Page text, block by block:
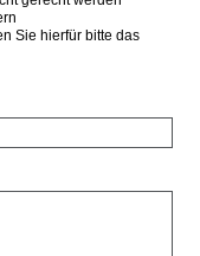
Sie hierfür bitte das